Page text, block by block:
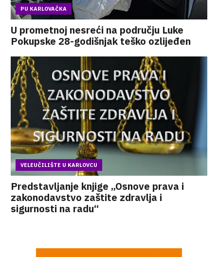
PU KARLOVAČKA
U prometnoj nesreći na području Luke
Pokupske 28-godišnjak teško ozlijeđen
VELEUČILIŠTE U KARLOVCU
Predstavljanje knjige „Osnove prava i
zakonodavstvo zaštite zdravlja i
sigurnosti na radu“